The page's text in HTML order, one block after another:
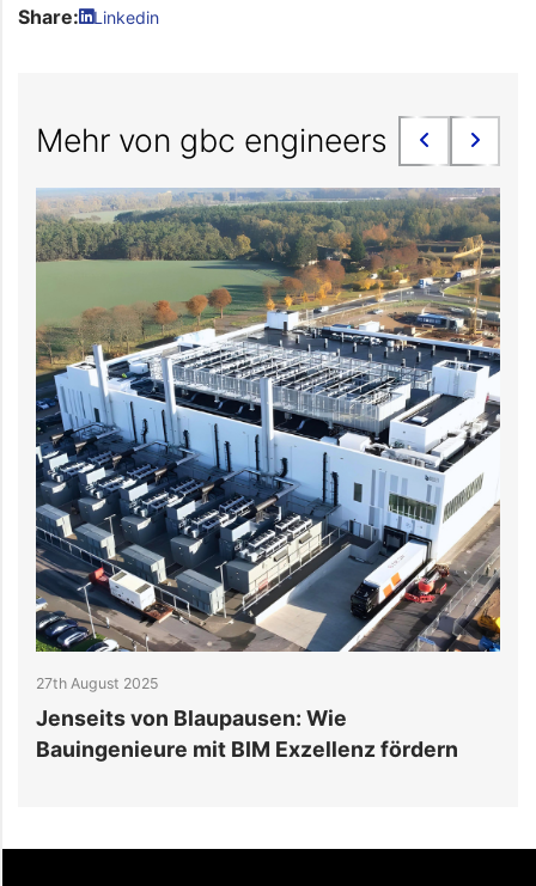
Share: Linkedin
Mehr von gbc engineers
27th August 2025
Jenseits von Blaupausen: Wie
Bauingenieure mit BIM Exzellenz fördern